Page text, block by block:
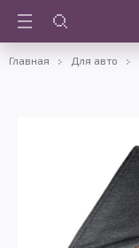
Главная Для авто